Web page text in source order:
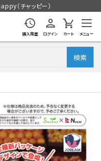
（チャッピー）
購入履歴 ログイン カート メニュー
検索
会員登録
ック